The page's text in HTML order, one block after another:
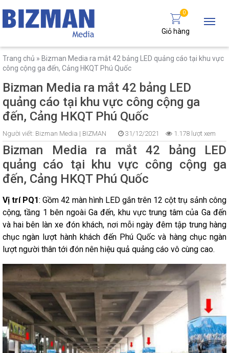
0
Giỏ hàng
Trang chủ » Bizman Media ra mắt 42 bảng LED quảng cáo tại khu vực
công cộng ga đến, Cảng HKQT Phú Quốc
Bizman Media ra mắt 42 bảng LED
quảng cáo tại khu vực công cộng ga
đến, Cảng HKQT Phú Quốc
Người viết: Bizman Media | BIZMAN 31/12/2021 1.178 lượt xem
Bizman Media ra mắt 42 bảng LED
quảng cáo tại khu vực công cộng ga
đến, Cảng HKQT Phú Quốc
Vị trí PQ1: Gồm 42 màn hình LED gắn trên 12 cột trụ sảnh công
cộng, tầng 1 bên ngoài Ga đến, khu vực trung tâm của Ga đến
và hai bên làn xe đón khách, nơi mỗi ngày đêm tập trung hàng
chục ngàn lượt hành khách đến Phú Quốc và hàng chục ngàn
lượt người thân tới đón nên hiệu quả quảng cáo vô cùng cao.